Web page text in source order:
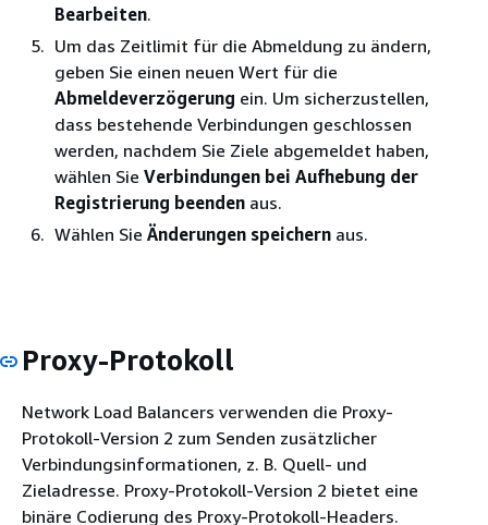
Bearbeiten.
Um das Zeitlimit für die Abmeldung zu ändern,
geben Sie einen neuen Wert für die
Abmeldeverzögerung ein. Um sicherzustellen,
dass bestehende Verbindungen geschlossen
werden, nachdem Sie Ziele abgemeldet haben,
wählen Sie Verbindungen bei Aufhebung der
Registrierung beenden aus.
Wählen Sie Änderungen speichern aus.
Proxy-Protokoll
Network Load Balancers verwenden die Proxy-
Protokoll-Version 2 zum Senden zusätzlicher
Verbindungsinformationen, z. B. Quell- und
Zieladresse. Proxy-Protokoll-Version 2 bietet eine
binäre Codierung des Proxy-Protokoll-Headers.